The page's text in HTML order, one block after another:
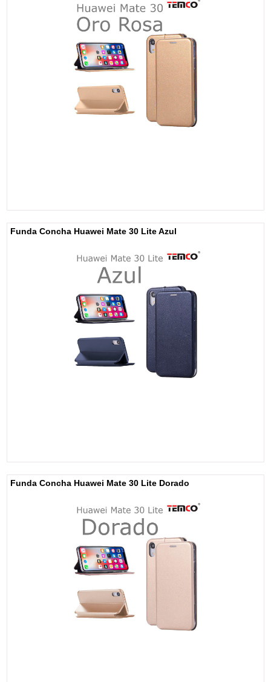
Funda Concha Huawei Mate 30 Lite Azul
Funda Concha Huawei Mate 30 Lite Dorado